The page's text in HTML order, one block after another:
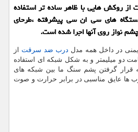
روكش هایی با ظاهر ساده تر استفاده
های سی ان سی پیشرفته ،طرحای
نواز روی آنها اجرا شده است.
در داخل همه مدل درب ضد سرقت از
دو میلیمتر و به شکل شبکه ای استفاده
قرار گرفتن پشم سنگ ما بین شبکه های
ها عایق مناسبی در برابر حرارت و صوت